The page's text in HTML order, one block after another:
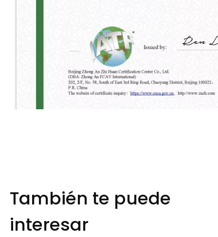
También te puede
interesar